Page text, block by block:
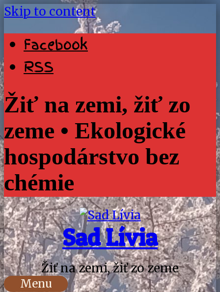
Skip to content
Facebook
RSS
Žiť na zemi, žiť zo
zeme • Ekologické
hospodárstvo bez
chémie
Sad Lívia
Žiť na zemi, žiť zo zeme
Menu